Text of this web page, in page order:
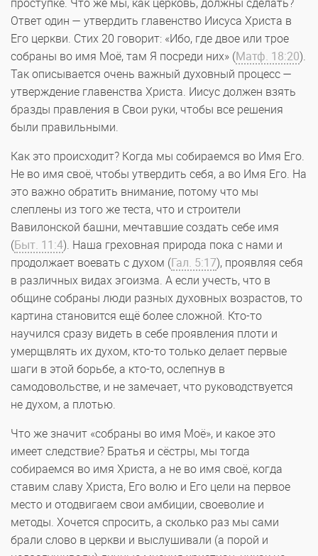
проступке. Что же мы, как церковь, должны сделать?
Ответ один — утвердить главенство Иисуса Христа в
Его церкви. Стих 20 говорит: «Ибо, где двое или трое
собраны во имя Моё, там Я посреди них» (Матф. 18:20).
Так описывается очень важный духовный процесс —
утверждение главенства Христа. Иисус должен взять
бразды правления в Свои руки, чтобы все решения
были правильными.
Как это происходит? Когда мы собираемся во Имя Его.
Не во имя своё, чтобы утвердить себя, а во Имя Его. На
это важно обратить внимание, потому что мы
слеплены из того же теста, что и строители
Вавилонской башни, мечтавшие создать себе имя
(Быт. 11:4). Наша греховная природа пока с нами и
продолжает воевать с духом (Гал. 5:17), проявляя себя
в различных видах эгоизма. А если учесть, что в
общине собраны люди разных духовных возрастов, то
картина становится ещё более сложной. Кто-то
научился сразу видеть в себе проявления плоти и
умерщвлять их духом, кто-то только делает первые
шаги в этой борьбе, а кто-то, ослепнув в
самодовольстве, и не замечает, что руководствуется
не духом, а плотью.
Что же значит «собраны во имя Моё», и какое это
имеет следствие? Братья и сёстры, мы тогда
собираемся во имя Христа, а не во имя своё, когда
ставим славу Христа, Его волю и Его цели на первое
место и отодвигаем свои амбиции, своеволие и
методы. Хочется спросить, а сколько раз мы сами
брали слово в церкви и выслушивали (а порой и